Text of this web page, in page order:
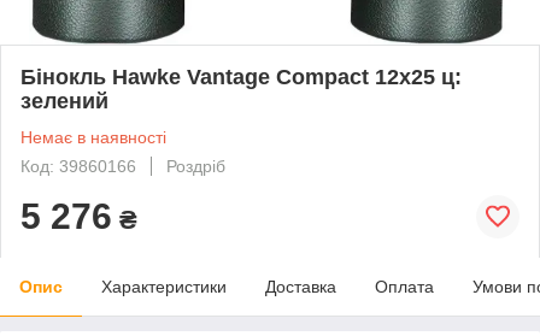
Бінокль Hawke Vantage Compact 12х25 ц:
зелений
Немає в наявності
Код: 39860166
Роздріб
5 276 ₴
Опис Характеристики Доставка Оплата Умови